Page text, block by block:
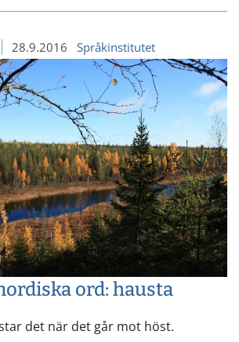
28.9.2016 Språkinstitutet
ord: hausta
det när det går mot höst.